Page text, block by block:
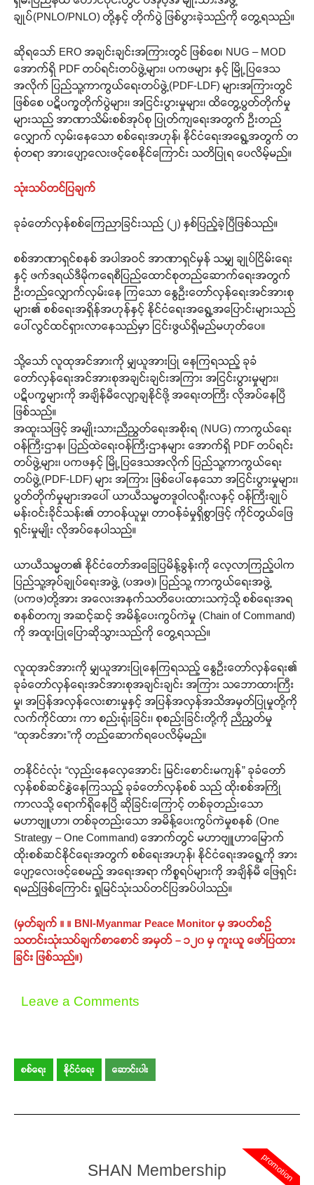
ချုပ်(PNLO/PNLO) တို့နှင့် တိုက်ပွဲ ဖြစ်ပွားခဲ့သည်ကို တွေ့ရသည်။
ဆိုရသော် ERO အချင်းချင်းအကြားတွင် ဖြစ်စေ၊ NUG – MOD
အောက်ရှိ PDF တပ်ရင်းတပ်ဖွဲ့များ၊ ပကဖများ နှင့် မြို့ပြဒေသ
အလိုက် ပြည်သူ့ကာကွယ်ရေးတပ်ဖွဲ့(PDF-LDF) များအကြားတွင်
ဖြစ်စေ ပဋိပက္ခတိုက်ပွဲများ၊ အငြင်းပွားမှုများ၊ ထိတွေ့ပွတ်တိုက်မှု
များသည် အာဏာသိမ်းစစ်အုပ်စု ပြုတ်ကျရေးအတွက် ဦးတည်
လျှောက် လှမ်းနေသော စစ်ရေးအဟုန်၊ နိုင်ငံရေးအရွေ့အတွက် တ
စုံတရာ အားပျော့လေးဖင့်စေနိုင်ကြောင်း သတိပြုရ ပေလိမ့်မည်။
သုံးသပ်တင်ပြချက်
ခုခံတော်လှန်စစ်ကြေညာခြင်းသည် (၂) နှစ်ပြည့်ခဲ့ပြီဖြစ်သည်။
စစ်အာဏာရှင်စနစ် အပါအဝင် အာဏာရှင်မှန် သမျှ ချုပ်ငြိမ်းရေး
နှင့် ဖက်ဒရယ်ဒီမိုကရေစီပြည်ထောင်စုတည်ဆောက်ရေးအတွက်
ဦးတည်လျှောက်လှမ်းနေ ကြသော နွေဦးတော်လှန်ရေးအင်အားစု
များ၏ စစ်ရေးအရှိန်အဟုန်နှင့် နိုင်ငံရေးအရွေ့အပြောင်းများသည်
ပေါ်လွင်ထင်ရှားလာနေသည်မှာ ငြင်းဖွယ်ရှိမည်မဟုတ်ပေ။
သို့သော် လူထုအင်အားကို မျှယူအားပြု နေကြရသည့် ခုခံ
တော်လှန်ရေးအင်အားစုအချင်းချင်းအကြား အငြင်းပွားမှုများ၊
ပဋိပက္ခများကို အချိန်မီလျော့ချနိုင်ဖို့ အရေးတကြီး လိုအပ်နေပြီ
ဖြစ်သည်။
အထူးသဖြင့် အမျိုးသားညီညွတ်ရေးအစိုးရ (NUG) ကာကွယ်ရေး
ဝန်ကြီးဌာန၊ ပြည်ထဲရေးဝန်ကြီးဌာနများ အောက်ရှိ PDF တပ်ရင်း
တပ်ဖွဲ့များ၊ ပကဖနှင့် မြို့ပြဒေသအလိုက် ပြည်သူ့ကာကွယ်ရေး
တပ်ဖွဲ့(PDF-LDF) များ အကြား ဖြစ်ပေါ်နေသော အငြင်းပွားမှုများ၊
ပွတ်တိုက်မှုများအပေါ် ယာယီသမ္မတဒူဝါလရှီးလနှင့် ဝန်ကြီးချုပ်
မန်းဝင်းခိုင်သန်း၏ တာဝန်ယူမှု၊ တာဝန်ခံမှုရှိစွာဖြင့် ကိုင်တွယ်ဖြေ
ရှင်းမှုမျိုး လိုအပ်နေပါသည်။
ယာယီသမ္မတ၏ နိုင်ငံတော်အခြေပြမိန့်ခွန်းကို လေ့လာကြည့်ပါက
ပြည်သူ့အုပ်ချုပ်ရေးအဖွဲ့ (ပအဖ)၊ ပြည်သူ့ ကာကွယ်ရေးအဖွဲ့
(ပကဖ)တို့အား အလေးအနက်သတိပေးထားသကဲ့သို့ စစ်ရေးအရ
စနစ်တကျ အဆင့်ဆင့် အမိန့်ပေးကွပ်ကဲမှု (Chain of Command)
ကို အထူးပြုပြောဆိုသွားသည်ကို တွေ့ရသည်။
လူထုအင်အားကို မျှယူအားပြုနေကြရသည့် နွေဦးတော်လှန်ရေး၏
ခုခံတော်လှန်ရေးအင်အားစုအချင်းချင်း အကြား သဘောထားကြီး
မှု၊ အပြန်အလှန်လေးစားမှုနှင့် အပြန်အလှန်အသိအမှတ်ပြုမှုတို့ကို
လက်ကိုင်ထား ကာ စည်းရုံးခြင်း၊ စုစည်းခြင်းတို့ကို ညီညွတ်မှု
“ထုအင်အား”ကို တည်ဆောက်ရပေလိမ့်မည်။
တနိုင်ငံလုံး “လှည်းနေလှေအောင်း မြင်းစောင်းမကျန်” ခုခံတော်
လှန်စစ်ဆင်နွှဲနေကြသည့် ခုခံတော်လှန်စစ် သည် ထိုးစစ်အကြို
ကာလသို့ ရောက်ရှိနေပြီ ဆိုခြင်းကြောင့် တစ်ခုတည်းသော
မဟာဗျူဟာ၊ တစ်ခုတည်းသော အမိန့်ပေးကွပ်ကဲမှုစနစ် (One
Strategy – One Command) အောက်တွင် မဟာဗျူဟာမြောက်
ထိုးစစ်ဆင်နိုင်ရေးအတွက် စစ်ရေးအဟုန်၊ နိုင်ငံရေးအရွေ့ကို အား
ပျော့လေးဖင့်စေမည့် အရေးအရာ ကိစ္စရပ်များကို အချိန်မီ ဖြေရှင်း
ရမည်ဖြစ်ကြောင်း ရှုမြင်သုံးသပ်တင်ပြအပ်ပါသည်။
(မှတ်ချက် ။ ။ BNI-Myanmar Peace Monitor မှ အပတ်စဉ်
သတင်းသုံးသပ်ချက်စာစောင် အမှတ် – ၁၂၀ မှ ကူးယူ ဖော်ပြထား
ခြင်း ဖြစ်သည်။)
Leave a Comments
စစ်ရေး နိုင်ငံရေး ဆောင်းပါး
promotion
SHAN Membership